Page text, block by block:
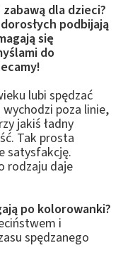
dla dzieci?
podbijają
się
do
lubi spędzać
poza linie,
jakiś ładny
Tak prosta
satysfakcję.
rodzaju daje
po kolorowanki?
i
spędzanego